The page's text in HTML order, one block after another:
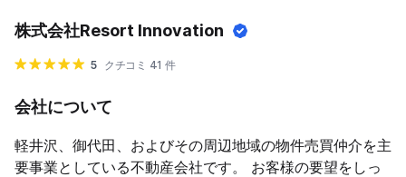
株式会社Resort Innovation
5 クチコミ 41 件
会社について
軽井沢、御代田、およびその周辺地域の物件売買仲介を主
要事業としている不動産会社です。 お客様の要望をしっ